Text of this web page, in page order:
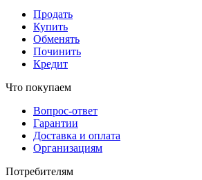
Продать
Купить
Обменять
Починить
Кредит
Что покупаем
Вопрос-ответ
Гарантии
Доставка и оплата
Организациям
Потребителям